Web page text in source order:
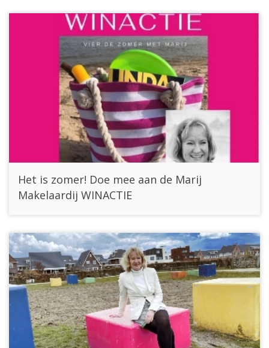
Het is zomer! Doe mee aan de Marij
Makelaardij WINACTIE